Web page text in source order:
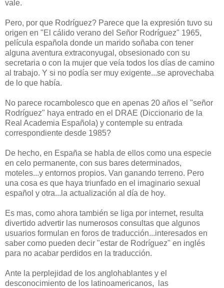
vale.
Pero, por que Rodríguez? Parece que la expresión tuvo su
origen en "El cálido verano del Señor Rodríguez" 1965,
película española donde un marido soñaba con tener
alguna aventura extraconyugal, obsesionado con su
secretaria o con la mujer que veía todos los días de camino
al trabajo. Y si no podía ser muy exigente...se aprovechaba
de lo que había.
No parece rocambolesco que en apenas 20 años el "señor
Rodríguez" haya entrado en el DRAE (Diccionario de la
Real Academia Española) y contemple su entrada
correspondiente desde 1985?
De hecho, en España se habla de ellos como una especie
en celo permanente, con sus bares determinados,
moteles...y entornos propios. Van ganando terreno. Pero
una cosa es que haya triunfado en el imaginario sexual
español y otra...la actualización al día de hoy.
Es mas, como ahora también se liga por internet, resulta
divertido advertir las numerosos consultas que algunos
usuarios formulan en foros de traducción...interesados en
saber como pueden decir "estar de Rodríguez" en inglés
para no acabar perdidos en la traducción.
Ante la perplejidad de los anglohablantes y el
desconocimiento de los latinoamericanos, las